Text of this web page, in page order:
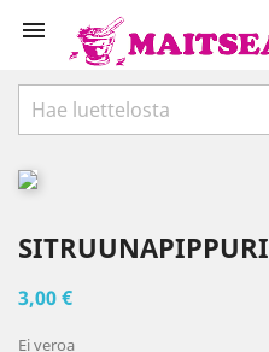

SITRUUNAPIPPURI
3,00 €
Ei veroa